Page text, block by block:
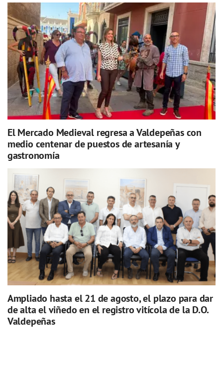
El Mercado Medieval regresa a Valdepeñas con
medio centenar de puestos de artesanía y
gastronomía
Ampliado hasta el 21 de agosto, el plazo para dar
de alta el viñedo en el registro vitícola de la D.O.
Valdepeñas